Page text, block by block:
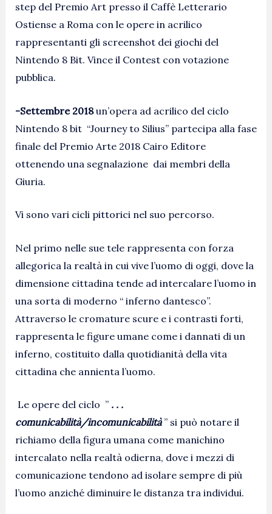
step del Premio Art presso il Caffè Letterario
Ostiense a Roma con le opere in acrilico
rappresentanti gli screenshot dei giochi del
Nintendo 8 Bit. Vince il Contest con votazione
pubblica.
-Settembre 2018un’opera ad acrilico del ciclo
Nintendo 8 bit “Journey to Silius” partecipa alla fase
finale del Premio Arte 2018 Cairo Editore
ottenendo una segnalazione dai membri della
Giuria.
Vi sono vari cicli pittorici nel suo percorso.
Nel primo nelle sue tele rappresenta con forza
allegorica la realtà in cui vive l’uomo di oggi, dove la
dimensione cittadina tende ad intercalare l’uomo in
una sorta di moderno “ inferno dantesco”.
Attraverso le cromature scure e i contrasti forti,
rappresenta le figure umane come i dannati di un
inferno, costituito dalla quotidianità della vita
cittadina che annienta l’uomo.
Le opere del ciclo ” . . .
comunicabilità/incomunicabilità” si può notare il
richiamo della figura umana come manichino
intercalato nella realtà odierna, dove i mezzi di
comunicazione tendono ad isolare sempre di più
l’uomo anziché diminuire le distanza tra individui.